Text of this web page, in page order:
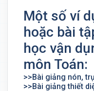
Một số ví
hoặc bài
học vận
môn Toán:
>>Bài giảng nón,
>>Bài giảng thiết